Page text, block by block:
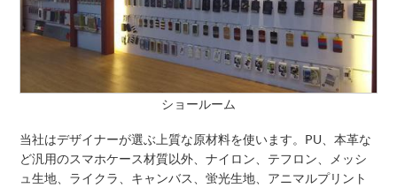
ショールーム
当社はデザイナーが選ぶ上質な原材料を使います。PU、本革な
ど汎用のスマホケース材質以外、ナイロン、テフロン、メッシ
ュ生地、ライクラ、キャンバス、蛍光生地、アニマルプリント